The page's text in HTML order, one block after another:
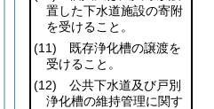
置した下水道施設の寄附
を受けること。
(11) 既存浄化槽の譲渡を
受けること。
(12) 公共下水道及び戸別
浄化槽の維持管理に関す